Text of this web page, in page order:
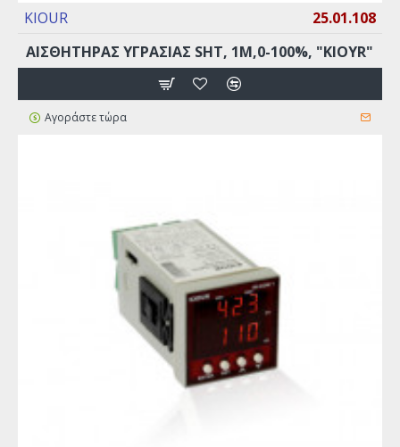
KIOUR
25.01.108
ΑΙΣΘΗΤΗΡΑΣ ΥΓΡΑΣΙΑΣ SHT, 1M,0-100%, "KIOYR"
Αγοράστε τώρα